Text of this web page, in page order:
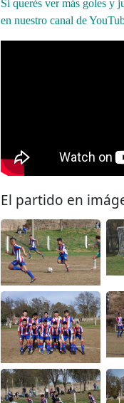
Si querés ver más goles y
en nuestro canal de
El partido en